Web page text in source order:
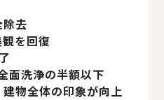
去
を回復
面洗浄の半額以下
物全体の印象が向上